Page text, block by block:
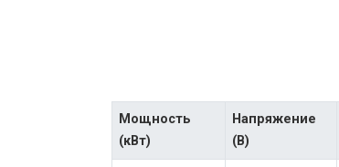
Мощность
(кВт)
Напряжение
(В)